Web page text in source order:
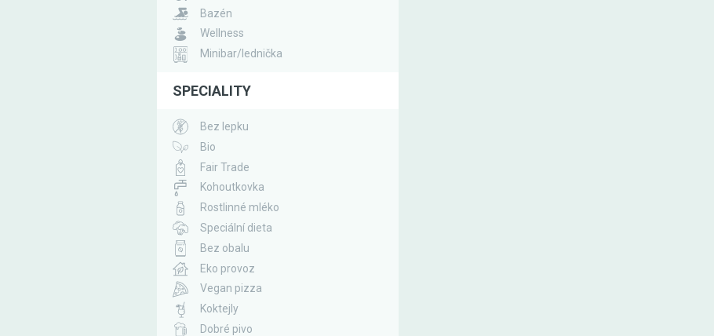
Bazén
Wellness
Minibar/lednička
SPECIALITY
Bez lepku
Bio
Fair Trade
Kohoutkovka
Rostlinné mléko
Speciální dieta
Bez obalu
Eko provoz
Vegan pizza
Koktejly
Dobré pivo